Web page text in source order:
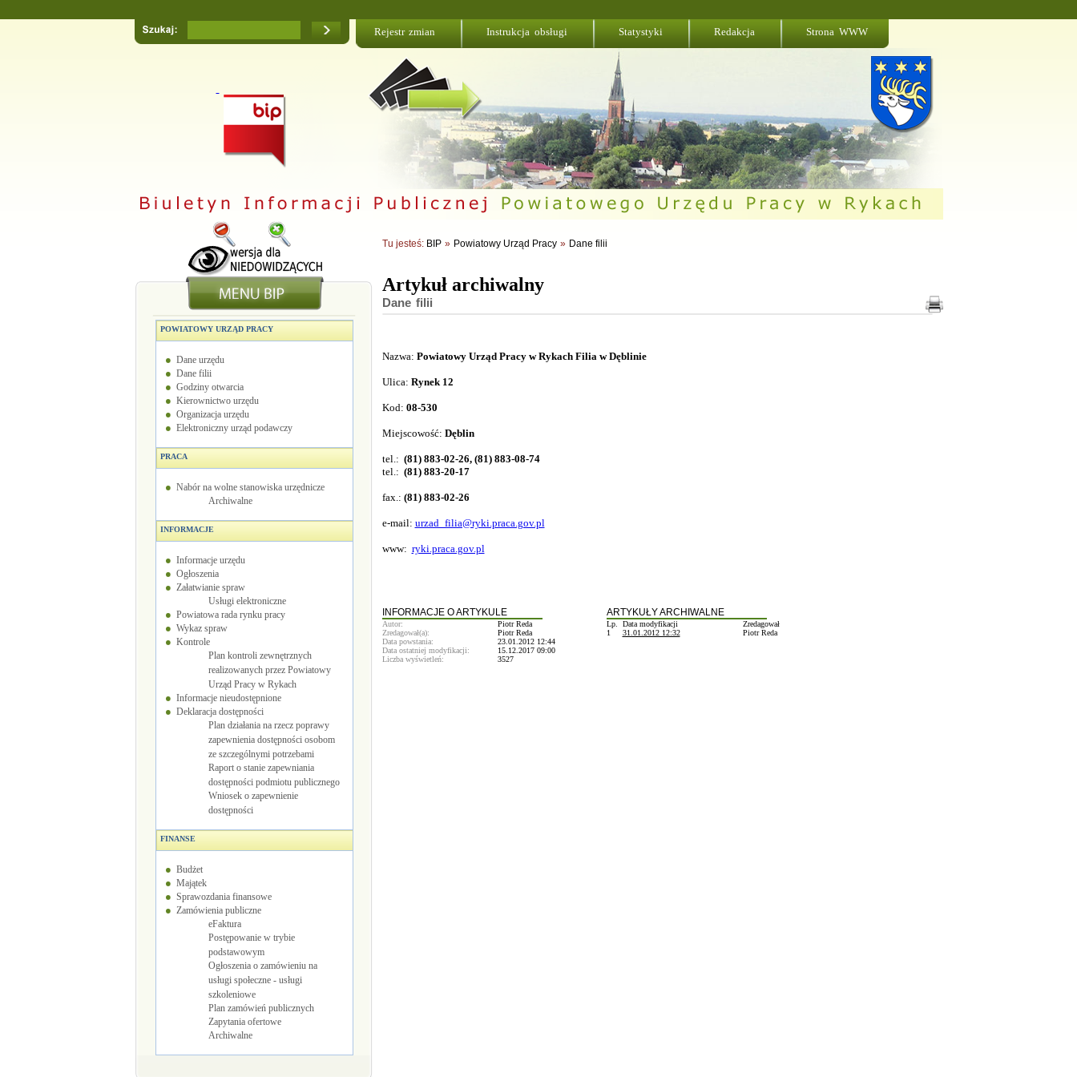
Rejestr zmian Instrukcja obsługi Statystyki Redakcja Strona WWW
POWIATOWY URZĄD PRACY
Dane urzędu
Dane filii
Godziny otwarcia
Kierownictwo urzędu
Organizacja urzędu
Elektroniczny urząd podawczy
PRACA
Nabór na wolne stanowiska urzędnicze
Archiwalne
INFORMACJE
Informacje urzędu
Ogłoszenia
Załatwianie spraw
Usługi elektroniczne
Powiatowa rada rynku pracy
Wykaz spraw
Kontrole
Plan kontroli zewnętrznych
realizowanych przez Powiatowy
Urząd Pracy w Rykach
Informacje nieudostępnione
Deklaracja dostępności
Plan działania na rzecz poprawy
zapewnienia dostępności osobom
ze szczególnymi potrzebami
Raport o stanie zapewniania
dostępności podmiotu publicznego
Wniosek o zapewnienie
dostępności
FINANSE
Budżet
Majątek
Sprawozdania finansowe
Zamówienia publiczne
eFaktura
Postępowanie w trybie
podstawowym
Ogłoszenia o zamówieniu na
usługi społeczne - usługi
szkoleniowe
Plan zamówień publicznych
Zapytania ofertowe
Archiwalne
Tu jesteś: BIP » Powiatowy Urząd Pracy » Dane filii
Artykuł archiwalny
Dane filii
Nazwa: Powiatowy Urząd Pracy w Rykach Filia w Dęblinie
Ulica: Rynek 12
Kod: 08-530
Miejscowość: Dęblin
tel.: (81) 883-02-26, (81) 883-08-74
tel.: (81) 883-20-17
fax.: (81) 883-02-26
e-mail: urzad_filia@ryki.praca.gov.pl
www: ryki.praca.gov.pl
INFORMACJE O ARTYKULE
Autor:
Piotr Reda
Zredagował(a):
Piotr Reda
Data powstania:
23.01.2012 12:44
Data ostatniej modyfikacji:
15.12.2017 09:00
Liczba wyświetleń:
3527
ARTYKUŁY ARCHIWALNE
Lp. Data modyfikacji
Zredagował
1
31.01.2012 12:32 Piotr Reda